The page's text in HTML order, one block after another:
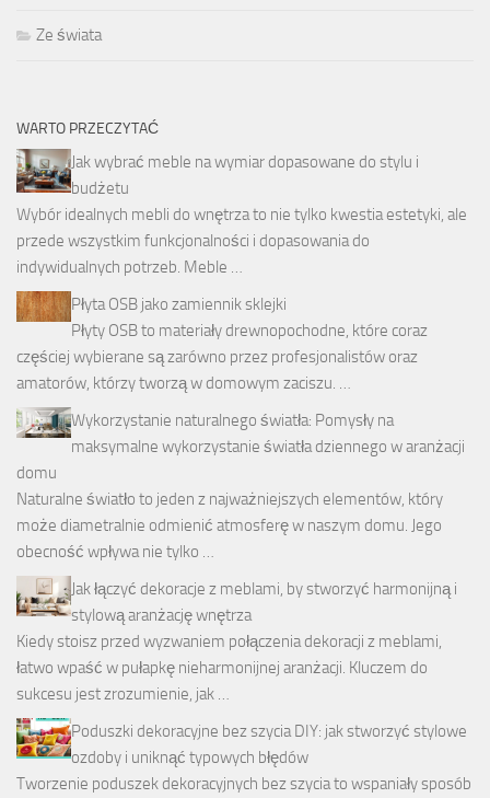
Ze świata
WARTO PRZECZYTAĆ
Jak wybrać meble na wymiar dopasowane do stylu i
budżetu
Wybór idealnych mebli do wnętrza to nie tylko kwestia estetyki, ale
przede wszystkim funkcjonalności i dopasowania do
indywidualnych potrzeb. Meble …
Płyta OSB jako zamiennik sklejki
Płyty OSB to materiały drewnopochodne, które coraz
częściej wybierane są zarówno przez profesjonalistów oraz
amatorów, którzy tworzą w domowym zaciszu. …
Wykorzystanie naturalnego światła: Pomysły na
maksymalne wykorzystanie światła dziennego w aranżacji
domu
Naturalne światło to jeden z najważniejszych elementów, który
może diametralnie odmienić atmosferę w naszym domu. Jego
obecność wpływa nie tylko …
Jak łączyć dekoracje z meblami, by stworzyć harmonijną i
stylową aranżację wnętrza
Kiedy stoisz przed wyzwaniem połączenia dekoracji z meblami,
łatwo wpaść w pułapkę nieharmonijnej aranżacji. Kluczem do
sukcesu jest zrozumienie, jak …
Poduszki dekoracyjne bez szycia DIY: jak stworzyć stylowe
ozdoby i uniknąć typowych błędów
Tworzenie poduszek dekoracyjnych bez szycia to wspaniały sposób